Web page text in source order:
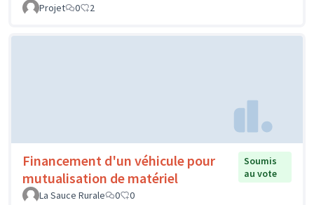
Projet
0 2
Financement d'un véhicule pour
mutualisation de matériel
Soumis
au vote
La Sauce Rurale
0 0